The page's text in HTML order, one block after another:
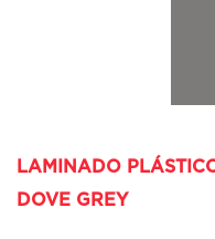
LAMINADO
DOVE GREY